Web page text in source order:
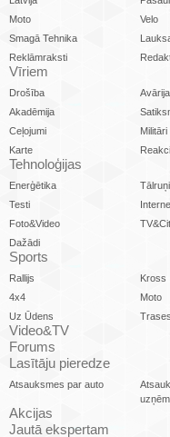
Moto
Velo
Smagā Tehnika
Reklāmraksti
Vīriem
Drošība
Akadēmija
Ceļojumi
Militāri
Karte
Tehnoloģijas
Enerģētika Tālruņi
Testi
Foto&Video
Dažādi
Sports
Rallijs Kross
4x4
Moto
Uz Ūdens
Trases
Video&TV
Forums
Lasītāju pieredze
Atsauksmes par auto
Akcijas
Jautā ekspertam